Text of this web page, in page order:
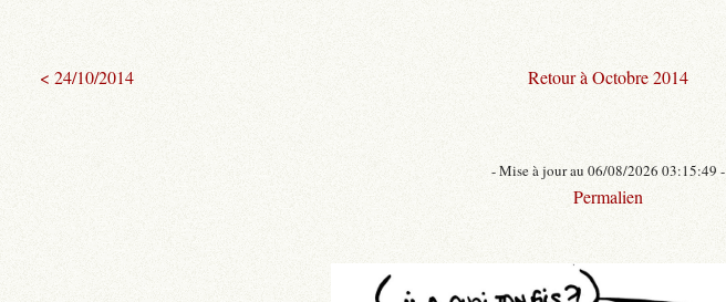
< 24/10/2014 Retour à Octobre 2014
- Mise à jour au 06/08/2026 03:15:49 -
Permalien